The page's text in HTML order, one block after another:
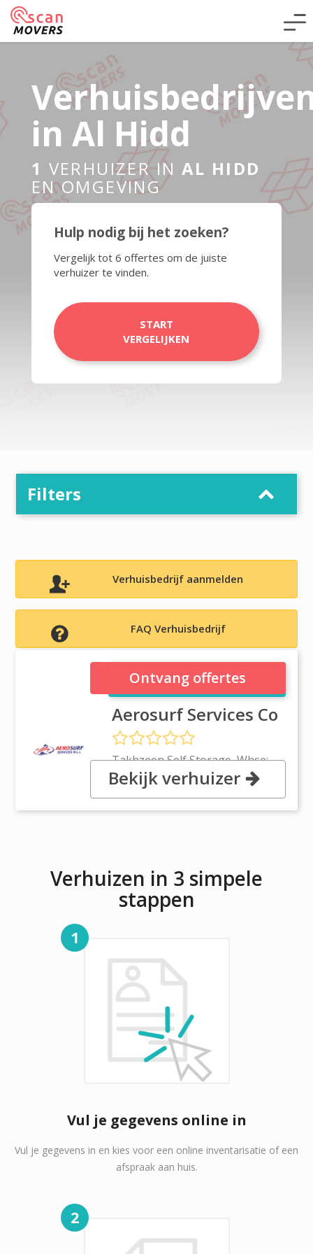
in Al Hidd
1 VERHUIZER IN AL HIDD
EN OMGEVING
Hulp nodig bij het zoeken?
Vergelijk tot 6 offertes om de juiste
verhuizer te vinden.
START
VERGELIJKEN
Filters
Verhuisbedrijf aanmelden
FAQ Verhuisbedrijf
Aerosurf Services Co
Aerosurf Services Co
Takhzeen Self Storage, Whse:
52, Bldg 2000, 1527, Block 115 Al
Ontvang offertes
Bekijk verhuizer
Verhuizen in 3 simpele
stappen
1
Vul je gegevens online in
Vul je gegevens in en kies voor een online inventarisatie of een
afspraak aan huis.
2